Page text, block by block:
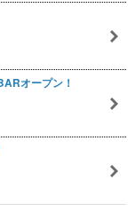
オープン！